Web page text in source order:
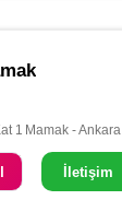
1 Mamak - Ankara
İletişim